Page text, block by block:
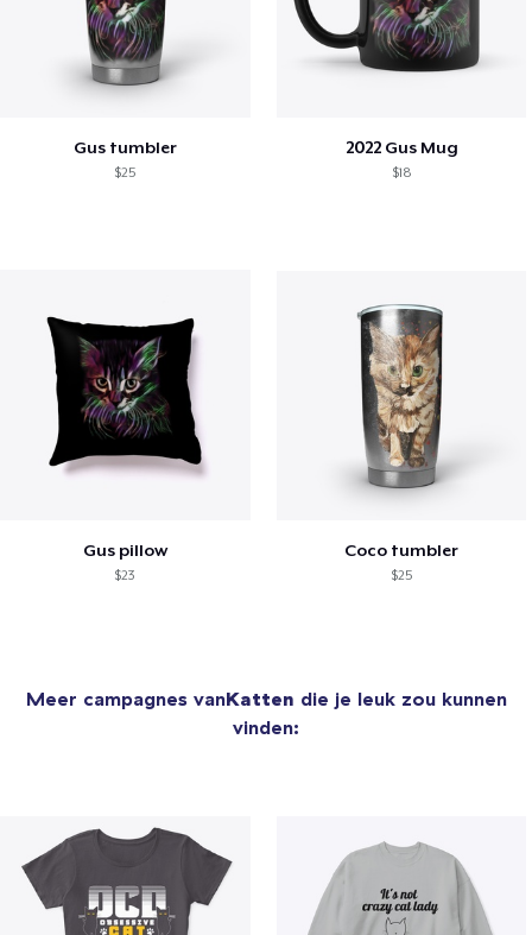
Gus tumbler
$25
2022 Gus Mug
$18
Gus pillow
$23
Coco tumbler
$25
Meer campagnes vanKatten die je leuk zou kunnen
vinden: